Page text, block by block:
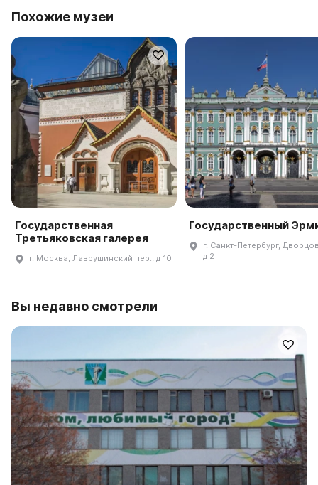
Похожие музеи
Государственная
Третьяковская галерея
г. Москва, Лаврушинский пер., д 10
Государственный
г. Санкт-Петербург,
д 2
Вы недавно смотрели